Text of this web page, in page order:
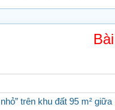
trên khu đất 95 m²